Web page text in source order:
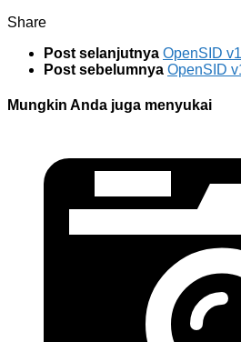
Share
Post selanjutnya OpenSID
Post sebelumnya OpenSID
Mungkin Anda juga menyukai